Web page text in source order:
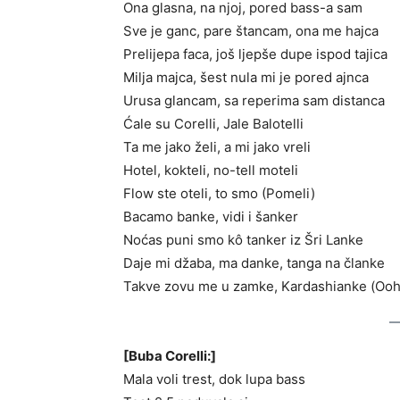
Ona glasna, na njoj, pored bass-a sam
Sve je ganc, pare štancam, ona me hajca
Prelijepa faca, još ljepše dupe ispod tajica
Milja majca, šest nula mi je pored ajnca
Urusa glancam, sa reperima sam distanca
Ćale su Corelli, Jale Balotelli
Ta me jako želi, a mi jako vreli
Hotel, kokteli, no-tell moteli
Flow ste oteli, to smo (Pomeli)
Bacamo banke, vidi i šanker
Noćas puni smo kô tanker iz Šri Lanke
Daje mi džaba, ma danke, tanga na članke
Takve zovu me u zamke, Kardashianke
[Buba Corelli:]
Mala voli trest, dok lupa bass